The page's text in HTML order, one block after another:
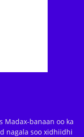
Madax-banaan oo ka
nagala soo xidhiidhi